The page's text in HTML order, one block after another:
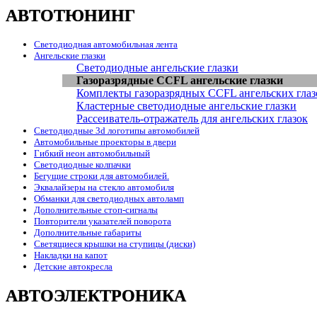
АВТОТЮНИНГ
Светодиодная автомобильная лента
Ангельские глазки
Светодиодные ангельские глазки
Газоразрядные CCFL ангельские глазки
Комплекты газоразрядных CCFL ангельских
Кластерные светодиодные ангельские глазки
Рассеиватель-отражатель для ангельских глазок
Светодиодные 3d логотипы автомобилей
Автомобильные проекторы в двери
Гибкий неон автомобильный
Светодиодные колпачки
Бегущие строки для автомобилей.
Эквалайзеры на стекло автомобиля
Обманки для светодиодных автоламп
Дополнительные стоп-сигналы
Повторители указателей поворота
Дополнительные габариты
Светящиеся крышки на ступицы (диски)
Накладки на капот
Детские автокресла
АВТОЭЛЕКТРОНИКА